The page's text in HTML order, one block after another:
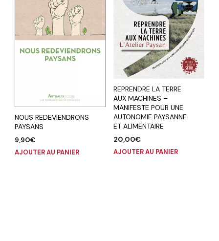
NOUS REDEVIENDRONS
PAYSANS
9,90€
AJOUTER AU PANIER
REPRENDRE LA TERRE
AUX MACHINES –
MANIFESTE POUR UNE
AUTONOMIE PAYSANNE
ET ALIMENTAIRE
20,00€
AJOUTER AU PANIER